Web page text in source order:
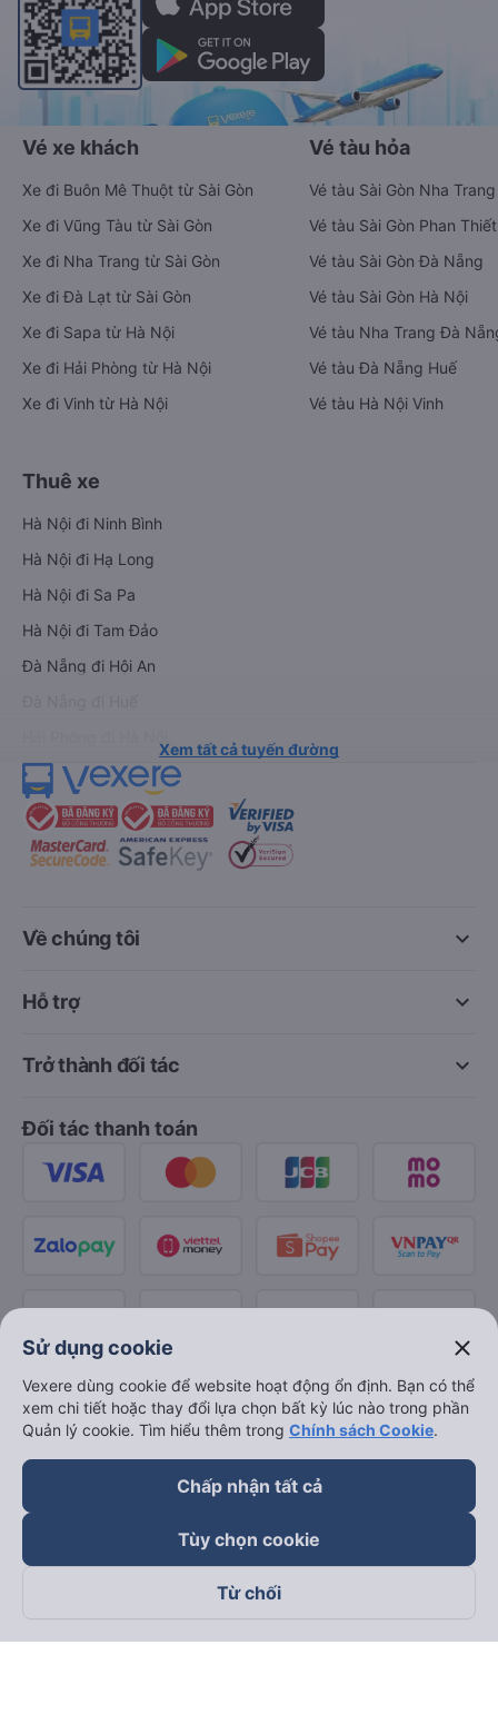
Vé xe khách
Xe đi Buôn Mê Thuột từ Sài Gòn
Xe đi Vũng Tàu từ Sài Gòn
Xe đi Nha Trang từ Sài Gòn
Xe đi Đà Lạt từ Sài Gòn
Xe đi Sapa từ Hà Nội
Xe đi Hải Phòng từ Hà Nội
Xe đi Vinh từ Hà Nội
Vé tàu hỏa
Vé tàu Sài Gòn Nha Trang
Vé tàu Sài Gòn Phan Thiết
Vé tàu Sài Gòn Đà Nẵng
Vé tàu Sài Gòn Hà Nội
Vé tàu Nha Trang Đà
Vé tàu Đà Nẵng Huế
Vé tàu Hà Nội Vinh
Thuê xe
Hà Nội đi Ninh Bình
Hà Nội đi Hạ Long
Hà Nội đi Sa Pa
Hà Nội đi Tam Đảo
Đà Nẵng đi Hội An
Xem tất cả tuyến đường
keyboard_arrow_down
Về chúng tôi
keyboard_arrow_down
Hỗ trợ
keyboard_arrow_down
Trở thành đối tác
Đối tác thanh toán
Theo dõi chúng tôi trên
Sử dụng cookie close
Vexere dùng cookie để website hoạt động ổn định. Bạn có thể
xem chi tiết hoặc thay đổi lựa chọn bất kỳ lúc nào trong phần
Quản lý cookie. Tìm hiểu thêm trong Chính sách Cookie.
Chấp nhận tất cả
Tùy chọn cookie
Từ chối